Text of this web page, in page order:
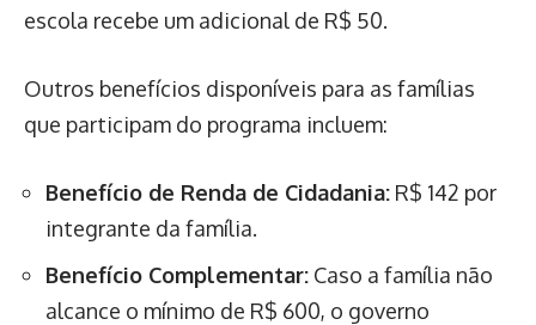
escola recebe um adicional de R$ 50.
Outros benefícios disponíveis para as famílias
que participam do programa incluem:
Benefício de Renda de Cidadania: R$ 142 por
integrante da família.
Benefício Complementar: Caso a família não
alcance o mínimo de R$ 600, o governo